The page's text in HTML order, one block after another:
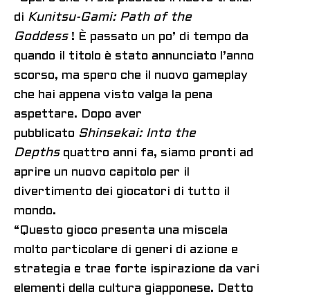
di Kunitsu-Gami: Path of the
Goddess! È passato un po’ di tempo da
quando il titolo è stato annunciato l’anno
scorso, ma spero che il nuovo gameplay
che hai appena visto valga la pena
aspettare. Dopo aver
pubblicato Shinsekai: Into the
Depthsquattro anni fa, siamo pronti ad
aprire un nuovo capitolo per il
divertimento dei giocatori di tutto il
mondo.
“Questo gioco presenta una miscela
molto particolare di generi di azione e
strategia e trae forte ispirazione da vari
elementi della cultura giapponese. Detto